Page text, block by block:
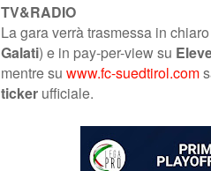
TV&RADIO
La gara verrà trasmessa in
Galati) e in pay-per-view su
mentre su www.fc-suedtirol.com
ticker ufficiale.